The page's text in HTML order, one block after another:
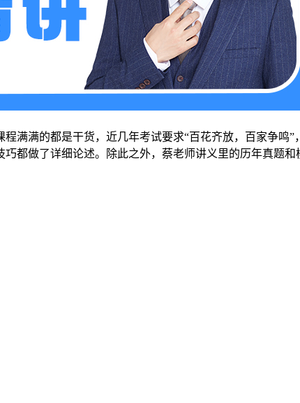
满满的都是干货，近几年考试要求“百花齐放，百家争
都做了详细论述。除此之外，蔡老师讲义里的历年真题和